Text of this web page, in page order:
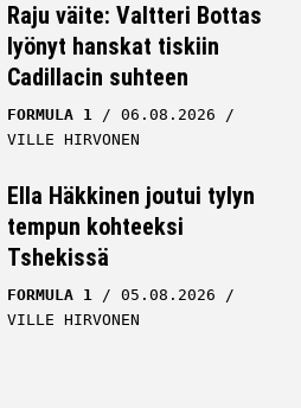
Raju väite: Valtteri Bottas
lyönyt hanskat tiskiin
Cadillacin suhteen
FORMULA 1
06.08.2026
VILLE HIRVONEN
Ella Häkkinen joutui tylyn
tempun kohteeksi
Tshekissä
FORMULA 1
05.08.2026
VILLE HIRVONEN